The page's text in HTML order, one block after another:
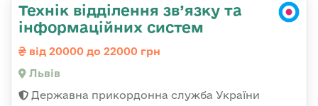
Технік відділення зв’язку та
інформаційних систем
від 20000 до 22000 грн
Львів
Державна прикордонна служба України